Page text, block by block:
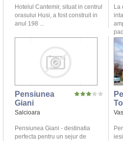
Hotelul Cantemir, situat in centrul
orasului Husi, a fost construit in
anul 198 ...
La
Pensiunea
Giani
Salcioara
Pensiunea Giani - destinatia
perfecta pentru un sejur de